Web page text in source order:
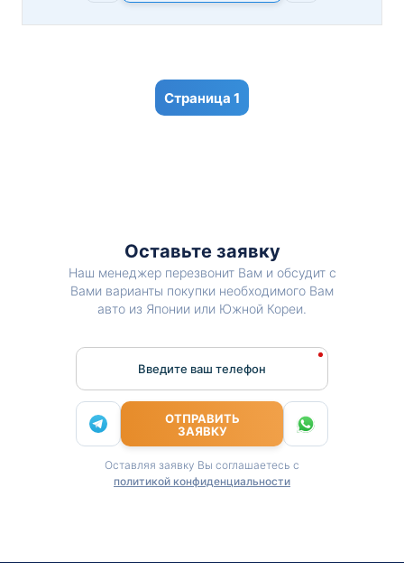
1
Оставьте заявку
Наш менеджер перезвонит Вам и обсудит с
Вами варианты покупки необходимого Вам
авто из Японии или Южной Кореи.
Введите ваш телефон
ОТПРАВИТЬ
ЗАЯВКУ
Оставляя заявку Вы соглашаетесь с
политикой конфиденциальности